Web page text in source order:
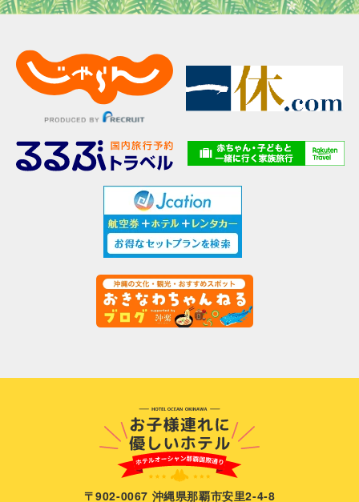
〒902-0067 沖縄県那覇市安里2-4-8